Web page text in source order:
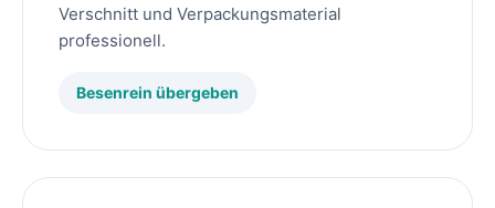
Verschnitt und Verpackungsmaterial
professionell.
Besenrein übergeben